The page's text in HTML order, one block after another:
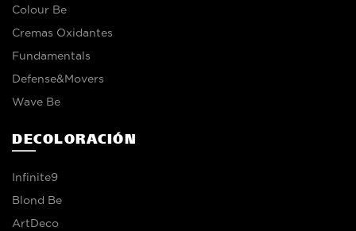
Colour Be
Cremas Oxidantes
Fundamentals
Defense&Movers
Wave Be
DECOLORACIÓN
Infinite9
Blond Be
ArtDeco